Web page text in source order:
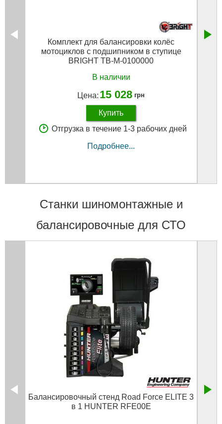
Комплект для балансировки колёс
мотоциклов с подшипником в ступице
BRIGHT TB-M-0100000
В наличии
Цена: 15 028 грн
Купить
Отгрузка в течение 1-3 рабочих дней
Подробнее...
Станки шиномонтажные и
балансировочные для СТО
Балансировочный стенд Road Force ELITE 3
в 1 HUNTER RFE00E